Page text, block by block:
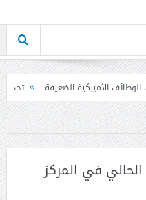
تحذير المواطنين من مشاركة رمز الـ OTP
خريجي فرنسا في 24 الحالي في المركز